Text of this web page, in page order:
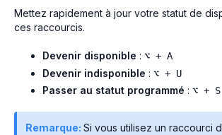
Mettez rapidement à jour votre statut de
ces raccourcis.
Devenir disponible : ⌥ + A
Devenir indisponible : ⌥ + U
Passer au statut programmé : ⌥ + S
Remarque: Si vous utilisez un raccourci